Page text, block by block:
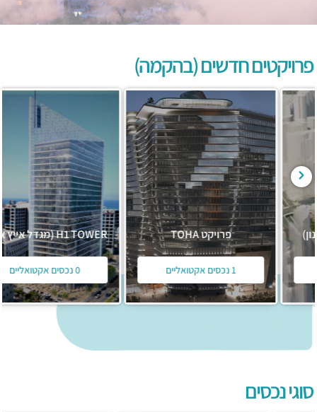
פרויקטים חדשים (בהקמה)
פרויקט TOHA
1 נכסים אקטואליים
H1 TOWER (מגדל אייץ אחד)
0 נכסים אקטואליים
סוגי נכסים